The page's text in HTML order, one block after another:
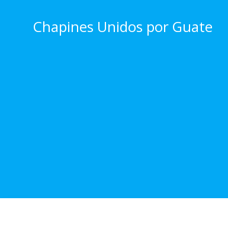
Chapines Unidos por Guate